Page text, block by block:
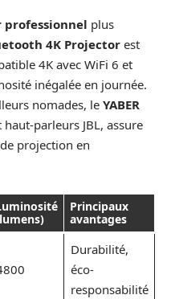
plus
4K Projectorest
4K avec WiFi 6 et
inégalée en journée.
nomades, le YABER
parleurs JBL, assure
projection en
Principaux
avantages
Durabilité,
éco-
responsabilité